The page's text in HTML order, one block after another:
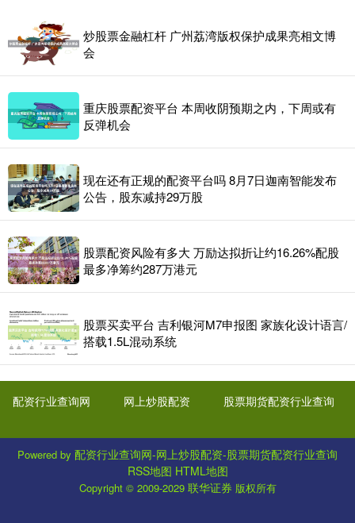
炒股票金融杠杆 广州荔湾版权保护成果亮相文博
会
重庆股票配资平台 本周收阴预期之内，下周或有
反弹机会
现在还有正规的配资平台吗 8月7日迦南智能发布
公告，股东减持29万股
股票配资风险有多大 万励达拟折让约16.26%配股
最多净筹约287万港元
股票买卖平台 吉利银河M7申报图 家族化设计语言/
搭载1.5L混动系统
配资行业查询网 网上炒股配资 股票期货配资行业查询
Powered by 配资行业查询网-网上炒股配资-股票期货配资行业查询
RSS地图 HTML地图
Copyright © 2009-2029 联华证券 版权所有